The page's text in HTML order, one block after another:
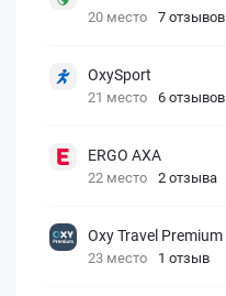
20 место 7 отзывов
OxySport
21 место 6 отзывов
ERGO AXA
22 место 2 отзыва
Oxy Travel Premium
23 место 1 отзыв